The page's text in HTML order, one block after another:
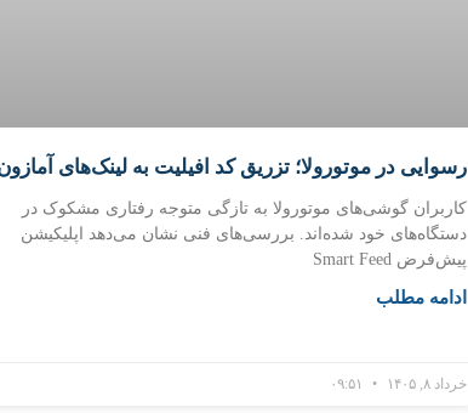
رسوایی در موتورولا؛ تزریق کد افیلیت به لینک‌های
کاربران گوشی‌های موتورولا به تازگی متوجه رفتاری مشکوک در
دستگاه‌های خود شده‌اند. بررسی‌های فنی نشان می‌دهد اپلیکیشن
پیش‌فرض Smart Feed
ادامه مطلب
خرداد ۸, ۱۴۰۵